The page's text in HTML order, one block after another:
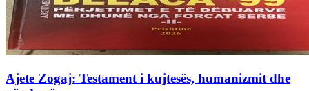
Ajete Zogaj: Testament i kujtesës, humanizmit dhe